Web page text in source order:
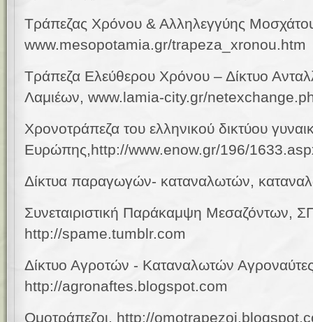
Τράπεζας Χρόνου & Αλληλεγγύης
www.mesopotamia.gr/trapeza_xronou.htm
Τράπεζα Ελεύθερου Χρόνου – Δίκτυο
Λαμιέων, www.lamia-city.gr/
Χρονοτράπεζα του ελληνικού δικτύου
Ευρώπης,http://www.enow.gr/196/
Δίκτυα παραγωγών- καταναλωτών,
Συνεταιριστική Παράκαμψη Μεσαζόντων,
http://spame.tumblr.com
Δίκτυο Αγροτών - Καταναλωτών
http://agronaftes.blogspot.com
Ομοτράπεζοι, http://